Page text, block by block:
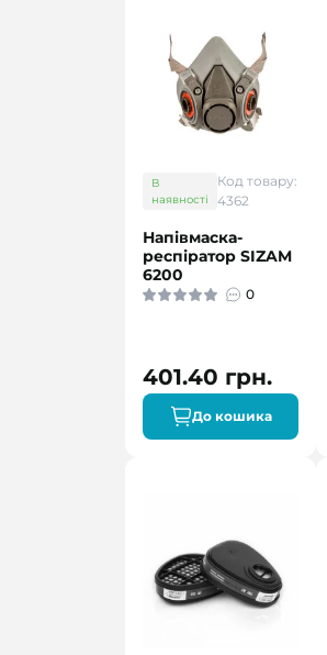
В
наявності
Код товару:
4362
Напівмаска-
респіратор SIZAM
6200
0
401.40 грн.
До кошика